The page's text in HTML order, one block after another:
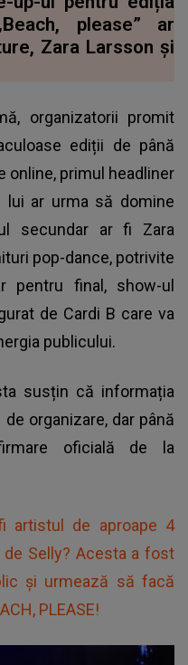
please” ar
Zara Larsson și
organizatorii promit
ediții de până
online, primul headliner
lui ar urma să domine
secundar ar fi Zara
pop-dance, potrivite
pentru final, show-ul
de Cardi B care va
publicului.
susțin că informația
organizare, dar până
oficială de la
artistul de aproape 4
Selly? Acesta a fost
și urmează să facă
PLEASE!